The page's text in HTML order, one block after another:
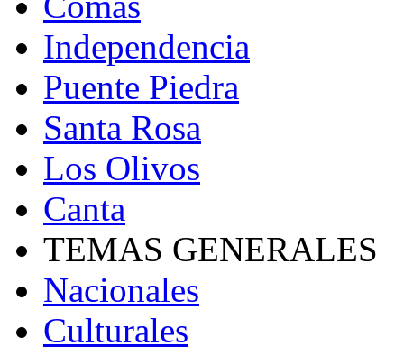
Independencia
Puente Piedra
Santa Rosa
Los Olivos
Canta
TEMAS GENERALES
Nacionales
Culturales